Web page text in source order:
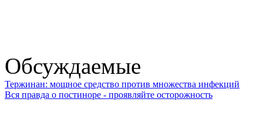
Обсуждаемые
Тержинан: мощное средство против множества инфекций
Вся правда о постиноре - проявляйте осторожность